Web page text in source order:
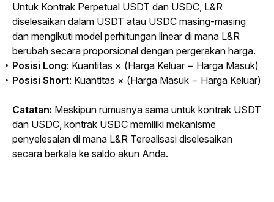
Untuk Kontrak Perpetual USDT dan USDC, L&R
diselesaikan dalam USDT atau USDC masing-masing
dan mengikuti model perhitungan linear di mana L&R
berubah secara proporsional dengan pergerakan harga.
Posisi Long: Kuantitas × (Harga Keluar − Harga Masuk)
Posisi Short: Kuantitas × (Harga Masuk − Harga Keluar)
Catatan: Meskipun rumusnya sama untuk kontrak USDT
dan USDC, kontrak USDC memiliki mekanisme
penyelesaian di mana L&R Terealisasi diselesaikan
secara berkala ke saldo akun Anda.